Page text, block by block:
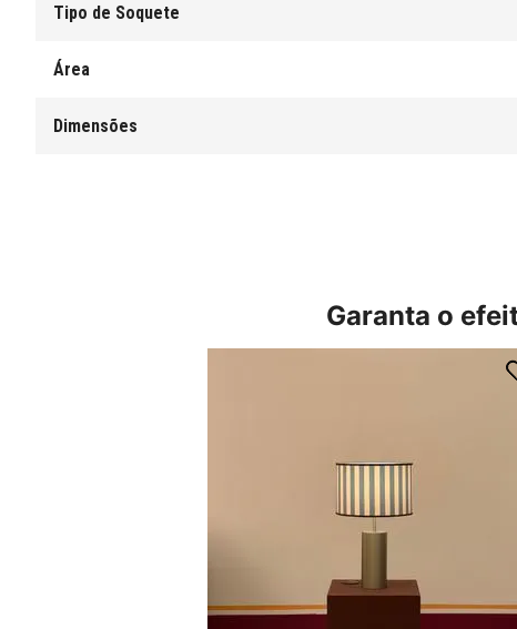
Tipo de Soquete
Área
Dimensões
Garanta o